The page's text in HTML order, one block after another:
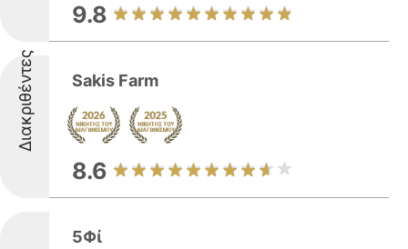
9.8
Διακριθέντες Sakis Farm
8.6
5Φί